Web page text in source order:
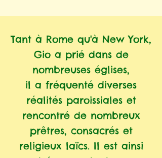
Tant à Rome qu'à New York,
Gio a prié dans de
nombreuses églises,
il a fréquenté diverses
réalités paroissiales et
rencontré de nombreux
prêtres, consacrés et
religieux laïcs. Il est ainsi